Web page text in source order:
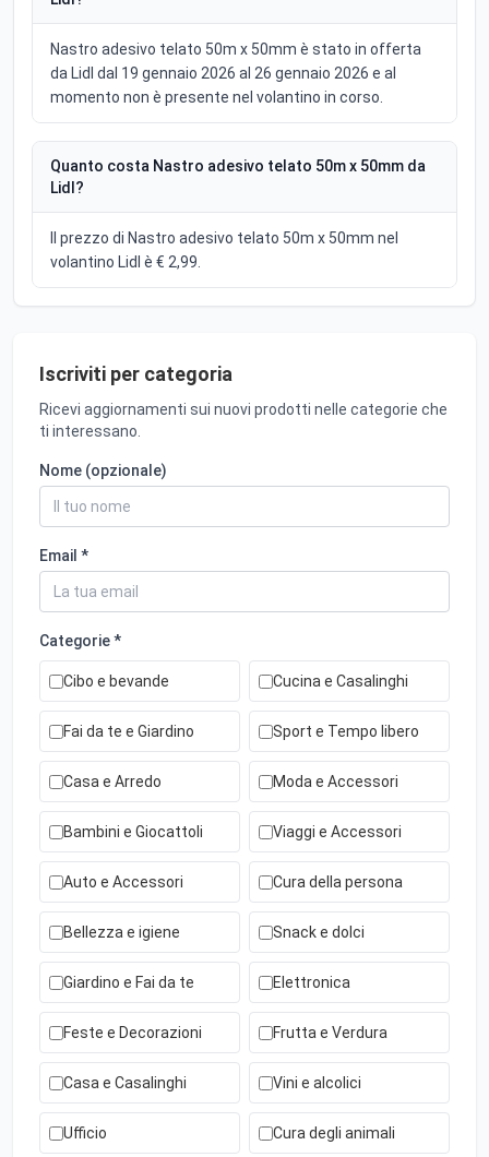
Nastro adesivo telato 50m x 50mm è stato in offerta
da Lidl dal 19 gennaio 2026 al 26 gennaio 2026 e al
momento non è presente nel volantino in corso.
Quanto costa Nastro adesivo telato 50m x 50mm da
Lidl?
Il prezzo di Nastro adesivo telato 50m x 50mm nel
volantino Lidl è € 2,99.
Iscriviti per categoria
Ricevi aggiornamenti sui nuovi prodotti nelle categorie che
ti interessano.
Nome (opzionale)
Email *
Categorie *
Cibo e bevande Cucina e Casalinghi
Fai da te e Giardino Sport e Tempo libero
Casa e Arredo Moda e Accessori
Bambini e Giocattoli Viaggi e Accessori
Auto e Accessori Cura della persona
Bellezza e igiene Snack e dolci
Giardino e Fai da te Elettronica
Feste e Decorazioni Frutta e Verdura
Casa e Casalinghi Vini e alcolici
Ufficio Cura degli animali